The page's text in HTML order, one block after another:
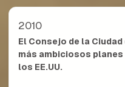
2010
El Consejo de la
más ambiciosos
los EE.UU.